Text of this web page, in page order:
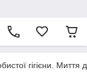
гігієни. Миття